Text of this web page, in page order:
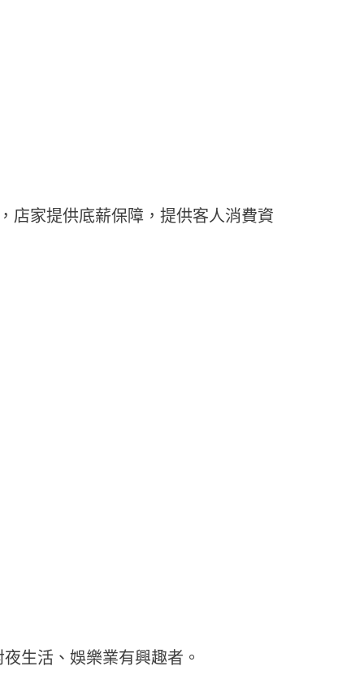
店家提供底薪保障，提供客人消費資
生活、娛樂業有興趣者。